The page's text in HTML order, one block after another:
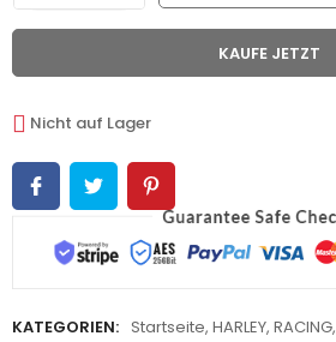
KAUFE JETZT
Nicht auf Lager
KATEGORIEN: Startseite, HARLEY, RACING,